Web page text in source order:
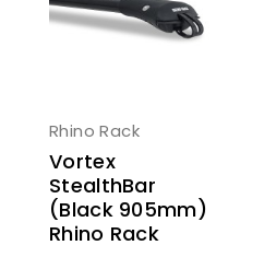
Rhino Rack
Vortex
StealthBar
(Black 905mm)
Rhino Rack